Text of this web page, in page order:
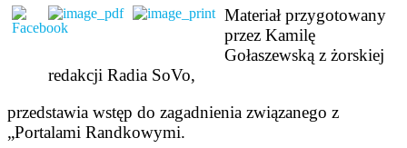
Materiał przygotowany
przez Kamilę
Gołaszewską z żorskiej
redakcji Radia SoVo,
przedstawia wstęp do zagadnienia związanego z
„Portalami Randkowymi.